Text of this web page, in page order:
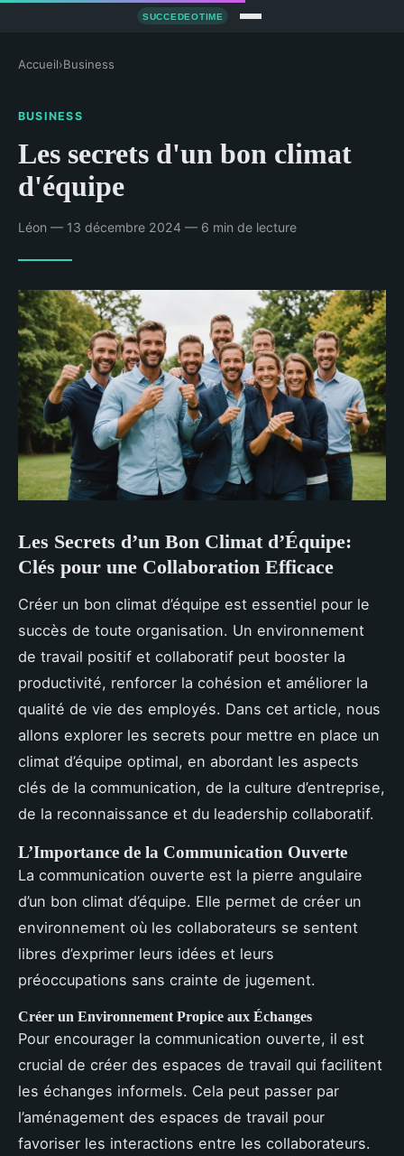
Accueil›Business
BUSINESS
Les secrets d'un bon climat
d'équipe
Léon — 13 décembre 2024 — 6 min de lecture
Les Secrets d’un Bon Climat d’Équipe:
Clés pour une Collaboration Efficace
Créer un bon climat d’équipe est essentiel pour le
succès de toute organisation. Un environnement
de travail positif et collaboratif peut booster la
productivité, renforcer la cohésion et améliorer la
qualité de vie des employés. Dans cet article, nous
allons explorer les secrets pour mettre en place un
climat d’équipe optimal, en abordant les aspects
clés de la communication, de la culture d’entreprise,
de la reconnaissance et du leadership collaboratif.
L’Importance de la Communication Ouverte
La communication ouverte est la pierre angulaire
d’un bon climat d’équipe. Elle permet de créer un
environnement où les collaborateurs se sentent
libres d’exprimer leurs idées et leurs
préoccupations sans crainte de jugement.
Créer un Environnement Propice aux Échanges
Pour encourager la communication ouverte, il est
crucial de créer des espaces de travail qui facilitent
les échanges informels. Cela peut passer par
l’aménagement des espaces de travail pour
favoriser les interactions entre les collaborateurs.